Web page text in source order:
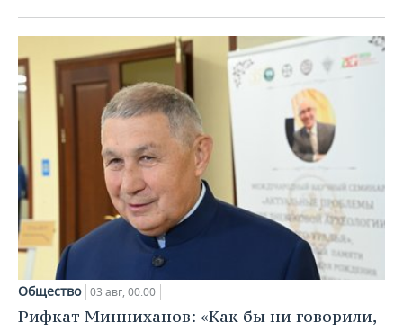
Общество 03 авг, 00:00
Рифкат Минниханов: «Как бы ни говорили,